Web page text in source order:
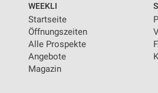
WEEKLI
Startseite
Öffnungszeiten
Alle Prospekte
Angebote
Magazin